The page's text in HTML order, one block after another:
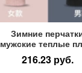
Зимние
мужские теплые
бархатные из
хлопка для езды
216.23 руб.